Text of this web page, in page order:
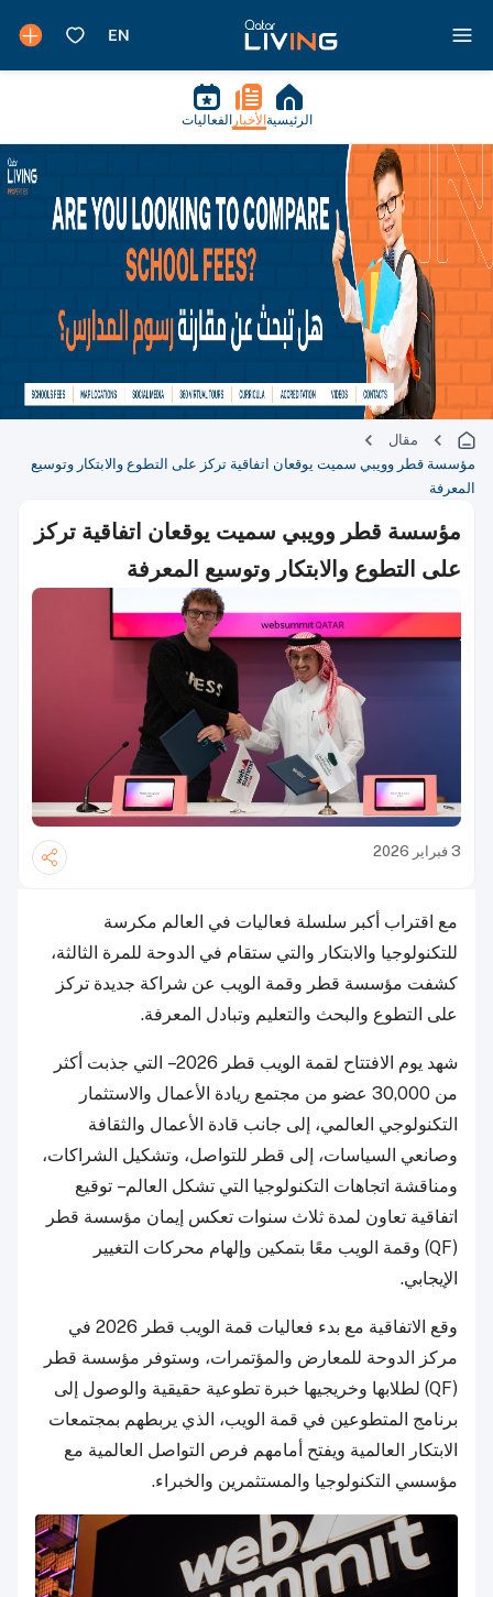
الرئيسية الأخبار الفعاليات
مقال
مؤسسة قطر وويبي سميت يوقعان اتفاقية تركز على التطوع والابتكار وتوسيع
المعرفة
مؤسسة قطر وويبي سميت يوقعان اتفاقية تركز
على التطوع والابتكار وتوسيع المعرفة
3 فبراير 2026
مع اقتراب أكبر سلسلة فعاليات في العالم مكرسة
للتكنولوجيا والابتكار والتي ستقام في الدوحة للمرة الثالثة،
كشفت مؤسسة قطر وقمة الويب عن شراكة جديدة تركز
على التطوع والبحث والتعليم وتبادل المعرفة.
شهد يوم الافتتاح لقمة الويب قطر 2026 – التي جذبت أكثر
من 30,000 عضو من مجتمع ريادة الأعمال والاستثمار
التكنولوجي العالمي، إلى جانب قادة الأعمال والثقافة
وصانعي السياسات، إلى قطر للتواصل، وتشكيل الشراكات،
ومناقشة اتجاهات التكنولوجيا التي تشكل العالم – توقيع
اتفاقية تعاون لمدة ثلاث سنوات تعكس إيمان مؤسسة قطر
(QF) وقمة الويب معًا بتمكين وإلهام محركات التغيير
الإيجابي.
وقع الاتفاقية مع بدء فعاليات قمة الويب قطر 2026 في
مركز الدوحة للمعارض والمؤتمرات، وستوفر مؤسسة قطر
(QF) لطلابها وخريجيها خبرة تطوعية حقيقية والوصول إلى
برنامج المتطوعين في قمة الويب، الذي يربطهم بمجتمعات
الابتكار العالمية ويفتح أمامهم فرص التواصل العالمية مع
مؤسسي التكنولوجيا والمستثمرين والخبراء.